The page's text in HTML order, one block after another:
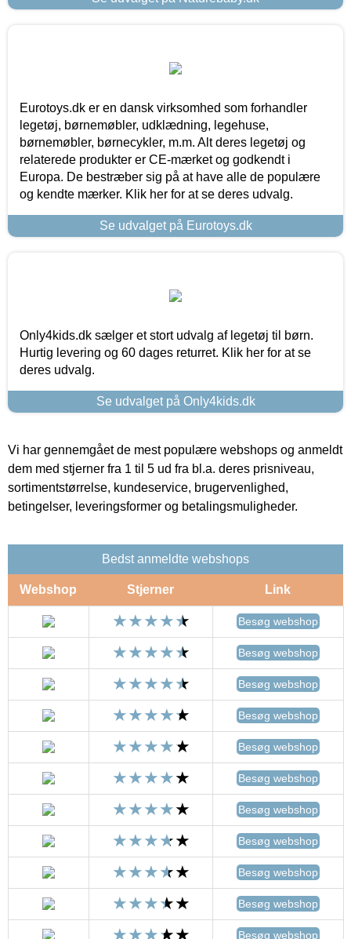
Eurotoys.dk er en dansk virksomhed som forhandler
legetøj, børnemøbler, udklædning, legehuse,
børnemøbler, børnecykler, m.m. Alt deres legetøj og
relaterede produkter er CE-mærket og godkendt i
Europa. De bestræber sig på at have alle de populære
og kendte mærker. Klik her for at se deres udvalg.
Se udvalget på Eurotoys.dk
Only4kids.dk sælger et stort udvalg af legetøj til børn.
Hurtig levering og 60 dages returret. Klik her for at se
deres udvalg.
Se udvalget på Only4kids.dk
Vi har gennemgået de mest populære webshops og anmeldt
dem med stjerner fra 1 til 5 ud fra bl.a. deres prisniveau,
sortimentstørrelse, kundeservice, brugervenlighed,
betingelser, leveringsformer og betalingsmuligheder.
Bedst anmeldte webshops
Webshop Stjerner Link
Besøg webshop
Besøg webshop
Besøg webshop
Besøg webshop
Besøg webshop
Besøg webshop
Besøg webshop
Besøg webshop
Besøg webshop
Besøg webshop
Besøg webshop